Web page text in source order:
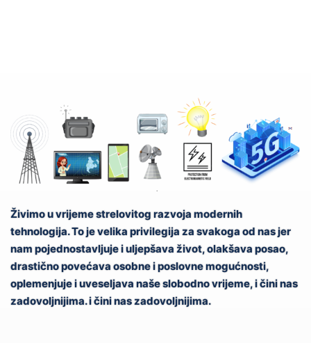
Živimo u vrijeme strelovitog razvoja modernih
tehnologija. To je velika privilegija za svakoga od nas jer
nam pojednostavljuje i uljepšava život, olakšava posao,
drastično povećava osobne i poslovne mogućnosti,
oplemenjuje i uveseljava naše slobodno vrijeme, i čini nas
zadovoljnijima. i čini nas zadovoljnijima.